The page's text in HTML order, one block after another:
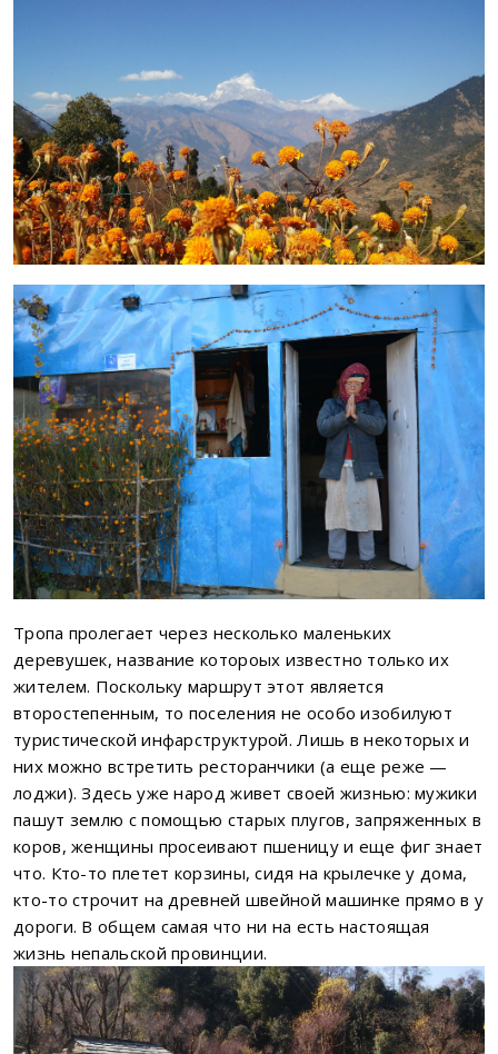
Тропа пролегает через несколько маленьких
деревушек, название котороых известно только их
жителем. Поскольку маршрут этот является
второстепенным, то поселения не особо изобилуют
туристической инфарструктурой. Лишь в некоторых и
них можно встретить ресторанчики (а еще реже —
лоджи). Здесь уже народ живет своей жизнью: мужики
пашут землю с помощью старых плугов, запряженных в
коров, женщины просеивают пшеницу и еще фиг знает
что. Кто-то плетет корзины, сидя на крылечке у дома,
кто-то строчит на древней швейной машинке прямо в у
дороги. В общем самая что ни на есть настоящая
жизнь непальской провинции.